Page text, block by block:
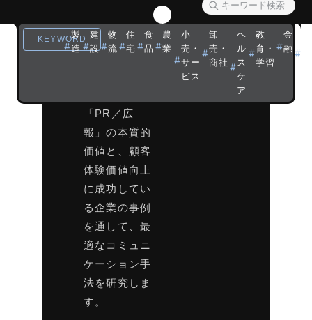
KEYWORD
製
造
建
設
物
流
住
宅
食
品
農
業
小
売・
サー
ビス
卸
売・
商社
ヘ
ル
ス
ケ
ア
教
育・
学習
金
融
クロスメディ
ア時代を生き
「PR／広
報」の本質的
価値と、顧客
体験価値向上
に成功してい
る企業の事例
を通して、最
適なコミュニ
ケーション手
法を研究しま
す。